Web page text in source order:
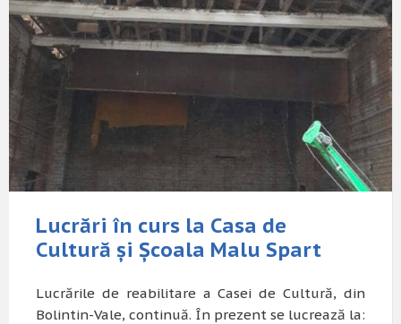
Lucrări în curs la Casa de
Cultură și Școala Malu Spart
Lucrările de reabilitare a Casei de Cultură, din
Bolintin-Vale, continuă. În prezent se lucrează la: